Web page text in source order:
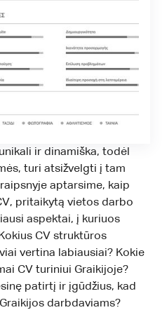
ir dinamiška, todėl
turi atsižvelgti į tam
aptarsime, kaip
pritaikytą vietos darbo
aspektai, į kuriuos
CV struktūros
vertina labiausiai? Kokie
CV turiniui Graikijoje?
patirtį ir įgūdžius, kad
darbdaviams?